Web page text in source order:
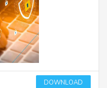
DOWNLOAD